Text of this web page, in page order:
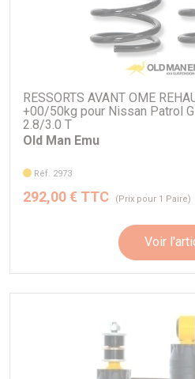
RESSORTS AVANT OME
+00/50kg pour Nissan Patrol
2.8/3.0 T
Old Man Emu
Réf. 2973
292,00 € TTC (Prix pour 1 Paire)
Voir